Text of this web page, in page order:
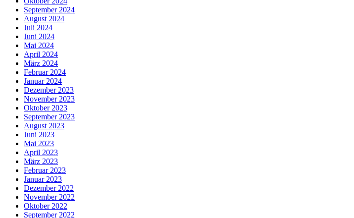
September 2024
August 2024
Juli 2024
Juni 2024
Mai 2024
April 2024
März 2024
Februar 2024
Januar 2024
Dezember 2023
November 2023
Oktober 2023
September 2023
August 2023
Juni 2023
Mai 2023
April 2023
März 2023
Februar 2023
Januar 2023
Dezember 2022
November 2022
Oktober 2022
September 2022